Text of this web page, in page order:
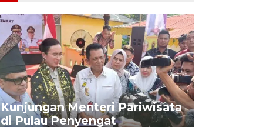
Kunjungan Menteri Pariwisata
di Pulau Penyengat